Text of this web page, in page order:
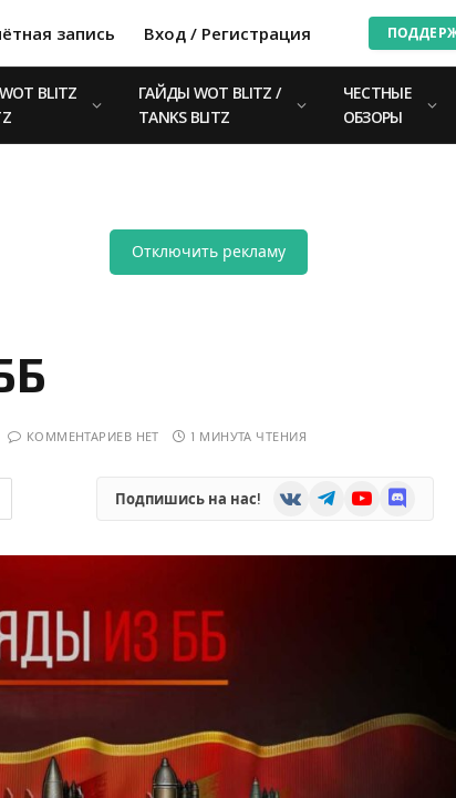
запись Вход / Регистрация
BLITZ
ГАЙДЫ WOT BLITZ /
TANKS BLITZ
ЧЕСТНЫЕ
ОБЗОРЫ
Отключить рекламу
КОММЕНТАРИЕВ НЕТ 1 МИНУТА ЧТЕНИЯ
Подпишись на нас! VKontakteTelegramYouTubeDiscord